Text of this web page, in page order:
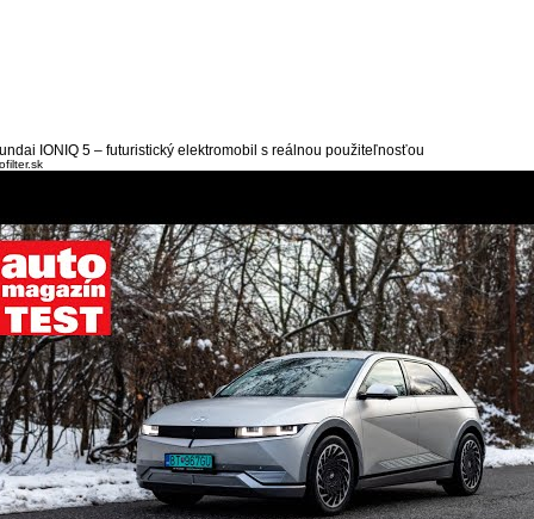
IONIQ 5 – futuristický elektromobil s reálnou použiteľnosťou